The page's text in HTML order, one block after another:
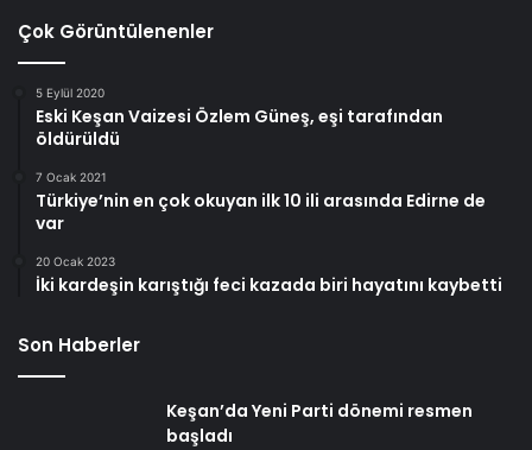
Çok Görüntülenenler
5 Eylül 2020
Eski Keşan Vaizesi Özlem Güneş, eşi tarafından
öldürüldü
7 Ocak 2021
Türkiye’nin en çok okuyan ilk 10 ili arasında Edirne de
var
20 Ocak 2023
İki kardeşin karıştığı feci kazada biri hayatını kaybetti
Son Haberler
Keşan’da Yeni Parti dönemi resmen
başladı